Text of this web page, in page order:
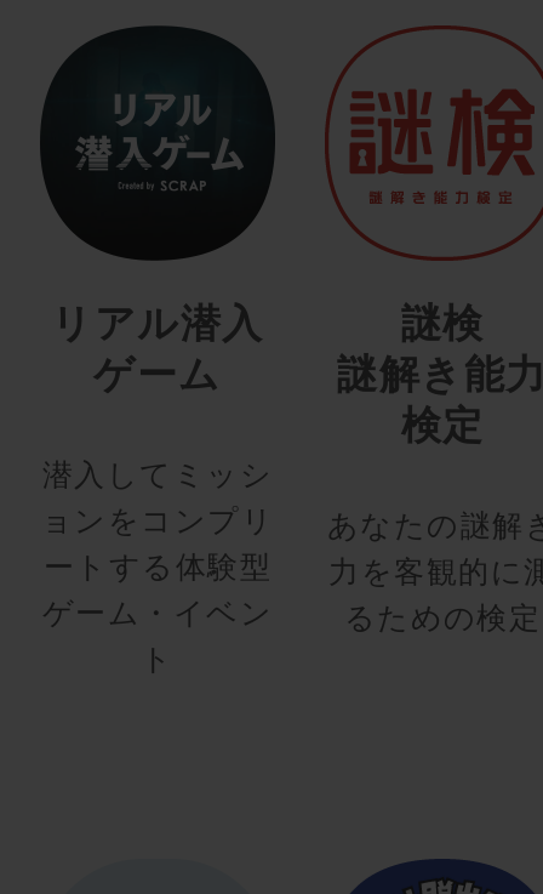
リアル潜入
ゲーム
潜入してミッシ
ョンをコンプリ
ートする体験型
ゲーム・イベン
ト
謎検
謎解き能
検定
あなたの謎解
力を客観的に
るための検定